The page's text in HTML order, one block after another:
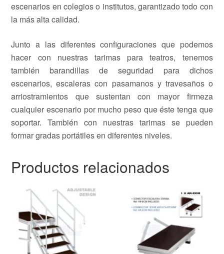
escenarios en colegios o institutos, garantizado todo con
la más alta calidad.
Junto a las diferentes configuraciones que podemos
hacer con nuestras tarimas para teatros, tenemos
también barandillas de seguridad para dichos
escenarios, escaleras con pasamanos y travesaños o
arriostramientos que sustentan con mayor firmeza
cualquier escenario por mucho peso que éste tenga que
soportar. También con nuestras tarimas se pueden
formar gradas portátiles en diferentes niveles.
Productos relacionados